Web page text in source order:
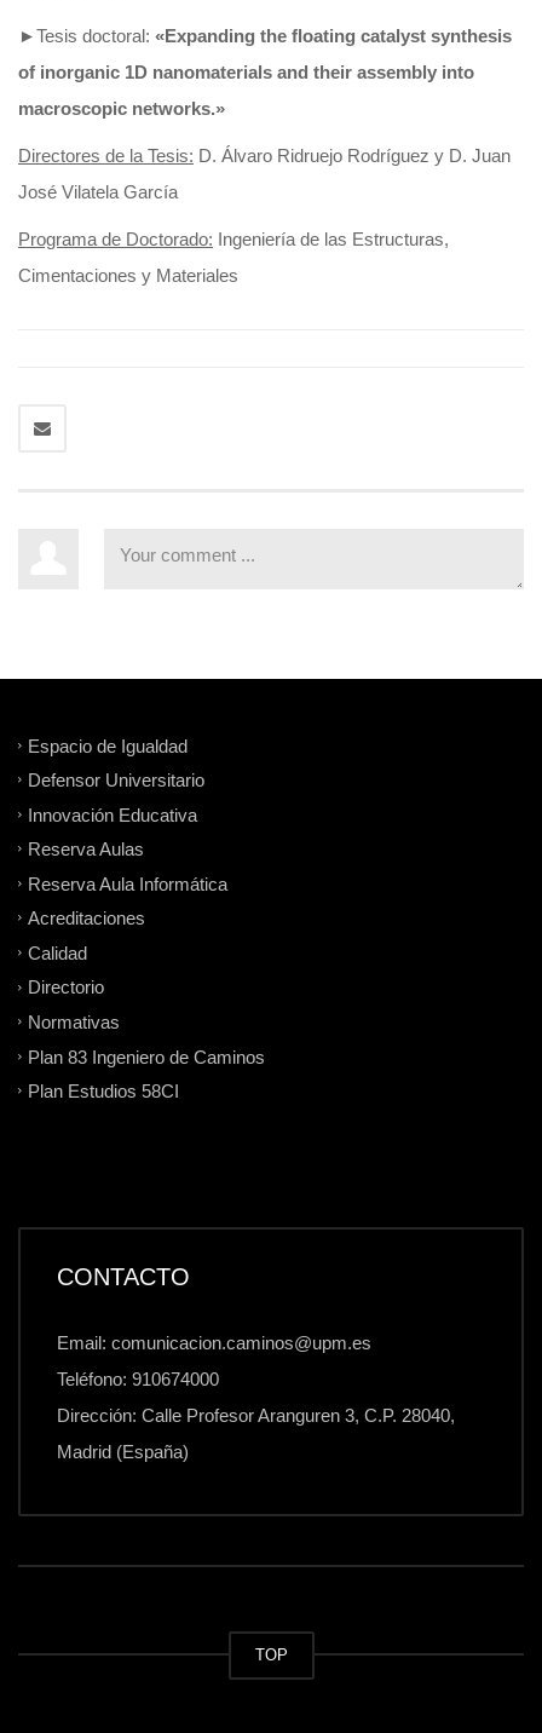
►Tesis doctoral: «Expanding the floating catalyst synthesis
of inorganic 1D nanomaterials and their assembly into
macroscopic networks.»
Directores de la Tesis: D. Álvaro Ridruejo Rodríguez y D. Juan
José Vilatela García
Programa de Doctorado: Ingeniería de las Estructuras,
Cimentaciones y Materiales
Espacio de Igualdad
Defensor Universitario
Innovación Educativa
Reserva Aulas
Reserva Aula Informática
Acreditaciones
Calidad
Directorio
Normativas
Plan 83 Ingeniero de Caminos
Plan Estudios 58CI
CONTACTO
Email: comunicacion.caminos@upm.es
Teléfono: 910674000
Dirección: Calle Profesor Aranguren 3, C.P. 28040,
Madrid (España)
TOP